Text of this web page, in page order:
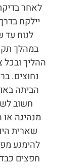
לאחר
יילקח
לנוח עד
במהלך
ההליך ובכל
נחוצים.
הביתה
חשוב
מנהיגה
שארית
להימנע
חפצים